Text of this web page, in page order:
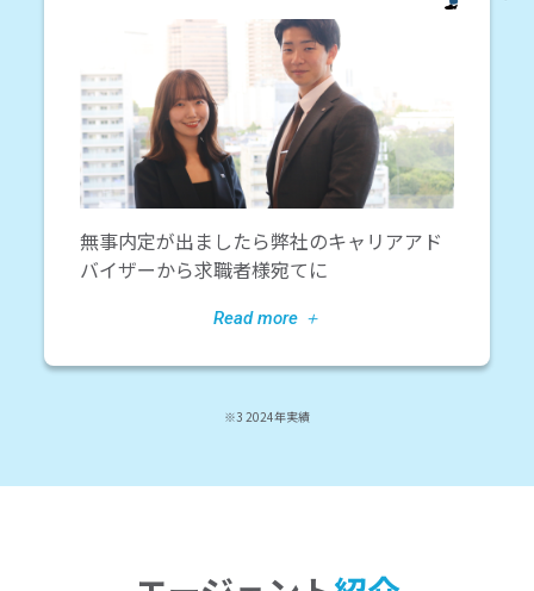
無事内定が出ましたら弊社のキャリアアド
バイザーから求職者様宛てに
※3 2024年実績